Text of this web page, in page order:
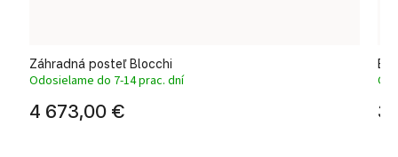
Záhradná posteľ Blocchi
Odosielame do 7-14 prac. dní
4 673,00 € 3